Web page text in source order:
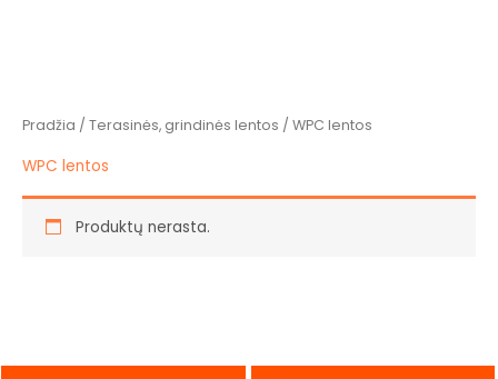
Pradžia / Terasinės, grindinės lentos / WPC lentos
WPC lentos
Produktų nerasta.